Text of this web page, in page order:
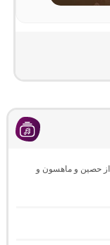
از حصین و ماهسون و